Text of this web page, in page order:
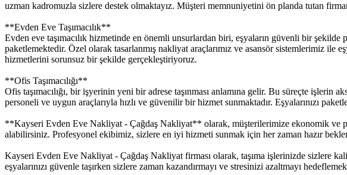
uzman kadromuzla sizlere destek olmaktayız. Müşteri memnuniyetini ön planda tutan
**Evden Eve Taşımacılık**
Evden eve taşımacılık hizmetinde en önemli unsurlardan biri, eşyaların güvenli bir şekilde
paketlemektedir. Özel olarak tasarlanmış nakliyat araçlarımız ve asansör sistemlerimiz ile
hizmetlerini sorunsuz bir şekilde gerçekleştiriyoruz.
**Ofis Taşımacılığı**
Ofis taşımacılığı, bir işyerinin yeni bir adrese taşınması anlamına gelir. Bu süreçte işlerin
personeli ve uygun araçlarıyla hızlı ve güvenilir bir hizmet sunmaktadır. Eşyalarınızı
**Kayseri Evden Eve Nakliyat - Çağdaş Nakliyat** olarak, müşterilerimize ekonomik ve
alabilirsiniz. Profesyonel ekibimiz, sizlere en iyi hizmeti sunmak için her zaman hazır
Kayseri Evden Eve Nakliyat - Çağdaş Nakliyat firması olarak, taşıma işlerinizde sizlere
eşyalarınızı güvenle taşırken sizlere zaman kazandırmayı ve stresinizi azaltmayı